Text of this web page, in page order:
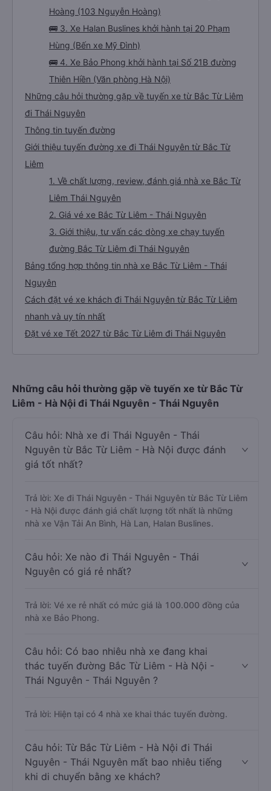
Hoàng (103 Nguyễn Hoàng)
🚌 3. Xe Halan Buslines khởi hành tại 20 Phạm
Hùng (Bến xe Mỹ Đình)
🚌 4. Xe Bảo Phong khởi hành tại Số 21B đường
Thiên Hiền (Văn phòng Hà Nội)
Những câu hỏi thường gặp về tuyến xe từ Bắc Từ Liêm
đi Thái Nguyên
Thông tin tuyến đường
Giới thiệu tuyến đường xe đi Thái Nguyên từ Bắc Từ
Liêm
1. Về chất lượng, review, đánh giá nhà xe Bắc Từ
Liêm Thái Nguyên
2. Giá vé xe Bắc Từ Liêm - Thái Nguyên
3. Giới thiệu, tư vấn các dòng xe chạy tuyến
đường Bắc Từ Liêm đi Thái Nguyên
Bảng tổng hợp thông tin nhà xe Bắc Từ Liêm - Thái
Nguyên
Cách đặt vé xe khách đi Thái Nguyên từ Bắc Từ Liêm
nhanh và uy tín nhất
Đặt vé xe Tết 2027 từ Bắc Từ Liêm đi Thái Nguyên
Những câu hỏi thường gặp về tuyến xe từ Bắc Từ
Liêm - Hà Nội đi Thái Nguyên - Thái Nguyên
Câu hỏi: Nhà xe đi Thái Nguyên - Thái
Nguyên từ Bắc Từ Liêm - Hà Nội được đánh
giá tốt nhất?
Trả lời: Xe đi Thái Nguyên - Thái Nguyên từ Bắc Từ Liêm
- Hà Nội được đánh giá chất lượng tốt nhất là những
nhà xe Vận Tải An Bình, Hà Lan, Halan Buslines.
Câu hỏi: Xe nào đi Thái Nguyên - Thái
Nguyên có giá rẻ nhất?
Trả lời: Vé xe rẻ nhất có mức giá là 100.000 đồng của
nhà xe Bảo Phong.
Câu hỏi: Có bao nhiêu nhà xe đang khai
thác tuyến đường Bắc Từ Liêm - Hà Nội -
Thái Nguyên - Thái Nguyên ?
Trả lời: Hiện tại có 4 nhà xe khai thác tuyến đường.
Câu hỏi: Từ Bắc Từ Liêm - Hà Nội đi Thái
Nguyên - Thái Nguyên mất bao nhiêu tiếng
khi di chuyển bằng xe khách?